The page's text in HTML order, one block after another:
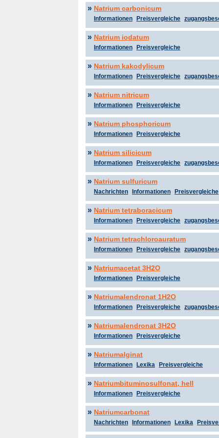
» Natrium carbonicum
Informationen Preisvergleiche
» Natrium iodatum
Informationen Preisvergleiche
» Natrium kakodylicum
Informationen Preisvergleiche
» Natrium nitricum
Informationen Preisvergleiche
» Natrium phosphoricum
Informationen Preisvergleiche
» Natrium silicicum
Informationen Preisvergleiche
» Natrium sulfuricum
Nachrichten Informationen Preisvergleiche
» Natrium tetraboracicum
Informationen Preisvergleiche
» Natrium tetrachloroauratum
Informationen Preisvergleiche
» Natriumacetat 3H2O
Informationen Preisvergleiche
» Natriumalendronat 1H2O
Informationen Preisvergleiche
» Natriumalendronat 3H2O
Informationen Preisvergleiche
» Natriumalginat
Informationen Lexika Preisvergleiche
» Natriumbituminosulfonat, hell
Informationen Preisvergleiche
» Natriumcarbonat
Nachrichten Informationen Lexika